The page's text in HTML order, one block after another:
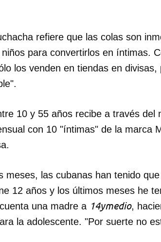
como favorito, primero has de iniciar
INICIAR SESIÓN
refiere que las colas son
para convertirlos en íntimas.
los venden en tiendas en divisas,
10 y 55 años recibe a través del
con 10 "íntimas" de la marca
meses, las cubanas han tenido
12 años y los últimos meses he
una madre a 14ymedio,
la adolescente. "Por suerte no